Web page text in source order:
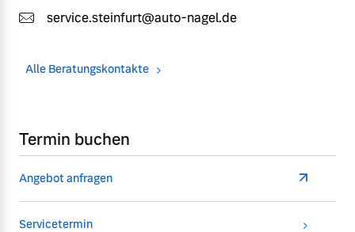
service.steinfurt@auto-nagel.de
Alle Beratungskontakte
Termin buchen
Angebot anfragen
Servicetermin